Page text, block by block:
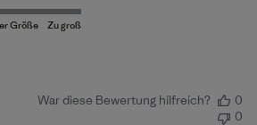
War diese Bewertung hilfreich?
0
0